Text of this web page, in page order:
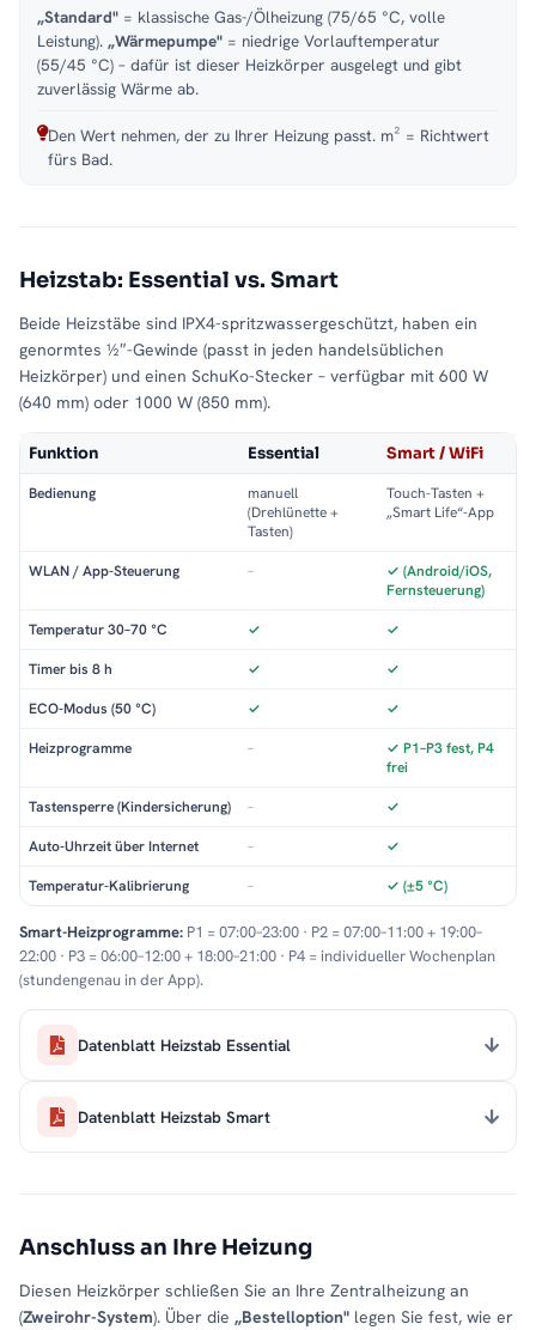
„Standard" = klassische Gas-/Ölheizung (75/65 °C, volle
Leistung). „Wärmepumpe" = niedrige Vorlauftemperatur
(55/45 °C) – dafür ist dieser Heizkörper ausgelegt und gibt
zuverlässig Wärme ab.
Den Wert nehmen, der zu Ihrer Heizung passt. m² = Richtwert
fürs Bad.
Heizstab: Essential vs. Smart
Beide Heizstäbe sind IPX4-spritzwassergeschützt, haben ein
genormtes ½″-Gewinde (passt in jeden handelsüblichen
Heizkörper) und einen SchuKo-Stecker – verfügbar mit 600 W
(640 mm) oder 1000 W (850 mm).
Funktion Essential Smart / WiFi
Bedienung
manuell
(Drehlünette +
Tasten)
Touch-Tasten +
„Smart Life“-App
WLAN / App-Steuerung –
✓ (Android/iOS,
Fernsteuerung)
Temperatur 30–70 °C ✓ ✓
Timer bis 8 h ✓ ✓
ECO-Modus (50 °C) ✓ ✓
Heizprogramme –
✓ P1–P3 fest, P4
frei
Tastensperre (Kindersicherung) – ✓
Auto-Uhrzeit über Internet – ✓
Temperatur-Kalibrierung – ✓ (±5 °C)
Smart-Heizprogramme: P1 = 07:00–23:00 · P2 = 07:00–11:00 + 19:00–
22:00 · P3 = 06:00–12:00 + 18:00–21:00 · P4 = individueller Wochenplan
(stundengenau in der App).
Datenblatt Heizstab Essential
Datenblatt Heizstab Smart
Anschluss an Ihre Heizung
Diesen Heizkörper schließen Sie an Ihre Zentralheizung an
(Zweirohr-System). Über die „Bestelloption" legen Sie fest, wie er